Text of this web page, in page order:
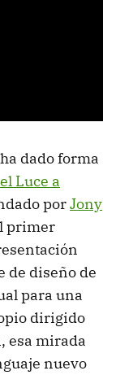
dado forma
Luce a
porJony
primer
de diseño de
para una
dirigido
esa mirada
nuevo